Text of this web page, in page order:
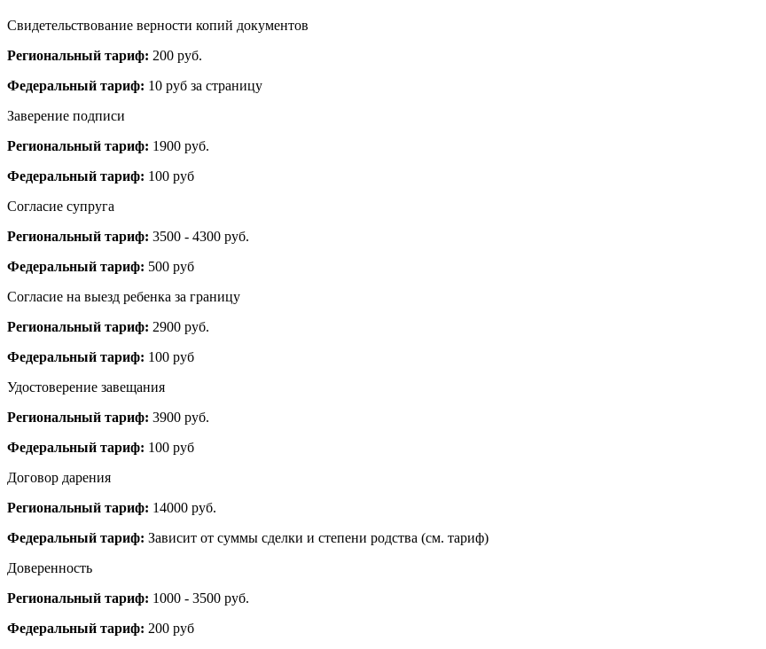
Свидетельствование верности копий документов
Региональный тариф: 200 руб.
Федеральный тариф: 10 руб за страницу
Заверение подписи
Региональный тариф: 1900 руб.
Федеральный тариф: 100 руб
Согласие супруга
Региональный тариф: 3500 - 4300 руб.
Федеральный тариф: 500 руб
Согласие на выезд ребенка за границу
Региональный тариф: 2900 руб.
Федеральный тариф: 100 руб
Удостоверение завещания
Региональный тариф: 3900 руб.
Федеральный тариф: 100 руб
Договор дарения
Региональный тариф: 14000 руб.
Федеральный тариф: Зависит от суммы сделки и степени родства (см. тариф)
Доверенность
Региональный тариф: 1000 - 3500 руб.
Федеральный тариф: 200 руб